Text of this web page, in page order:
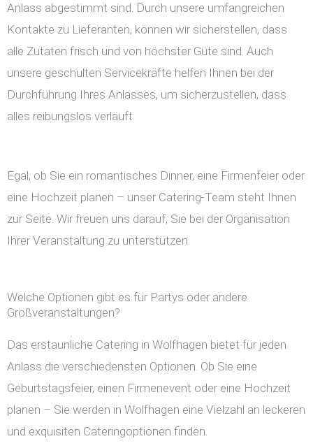
Anlass abgestimmt sind. Durch unsere umfangreichen
Kontakte zu Lieferanten, können wir sicherstellen, dass
alle Zutaten frisch und von höchster Güte sind. Auch
unsere geschulten Servicekräfte helfen Ihnen bei der
Durchführung Ihres Anlasses, um sicherzustellen, dass
alles reibungslos verläuft.
Egal, ob Sie ein romantisches Dinner, eine Firmenfeier oder
eine Hochzeit planen – unser Catering-Team steht Ihnen
zur Seite. Wir freuen uns darauf, Sie bei der Organisation
Ihrer Veranstaltung zu unterstützen.
Welche Optionen gibt es für Partys oder andere
Großveranstaltungen?
Das erstaunliche Catering in Wolfhagen bietet für jeden
Anlass die verschiedensten Optionen. Ob Sie eine
Geburtstagsfeier, einen Firmenevent oder eine Hochzeit
planen – Sie werden in Wolfhagen eine Vielzahl an leckeren
und exquisiten Cateringoptionen finden.